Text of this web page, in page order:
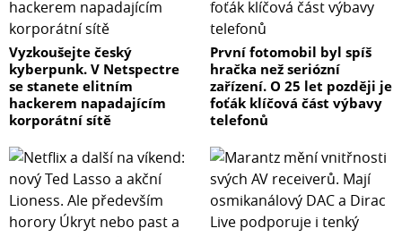
Vyzkoušejte český
kyberpunk. V Netspectre
se stanete elitním
hackerem napadajícím
korporátní sítě
První fotomobil byl spíš
hračka než seriózní
zařízení. O 25 let později je
foťák klíčová část výbavy
telefonů